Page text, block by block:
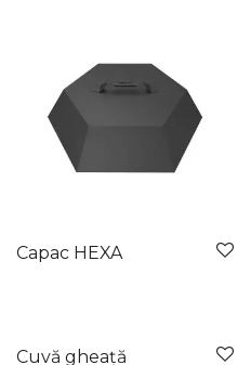
Capac HEXA
Cuvă gheață